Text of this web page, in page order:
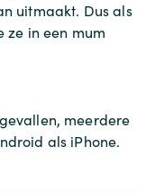
uitmaakt. Dus als
ze in een mum
meerdere
als iPhone.